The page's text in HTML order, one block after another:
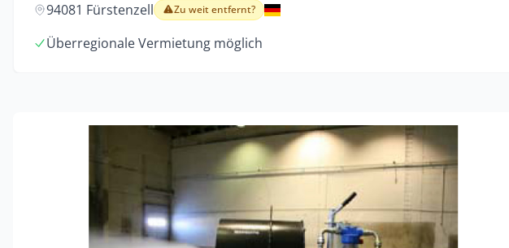
94081 Fürstenzell Zu weit entfernt?
Überregionale Vermietung möglich